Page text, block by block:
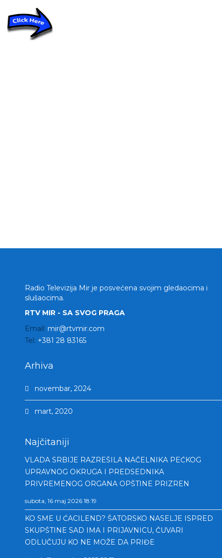
Radio Televizija Mir je posvećena svojim gledaocima i
slušaocima.
RTV MIR - SA SVOG PRAGA
Email: mir@rtvmir.com
Tel: +381 28 83165
Arhiva
novembar, 2024
mart, 2020
Najčitaniji
VLADA SRBIJE RAZREŠILA NAČELNIKA PEĆKOG
UPRAVNOG OKRUGA I PREDSEDNIKA
PRIVREMENOG ORGANA OPŠTINE PRIZREN
subota, 16 maj 2026 18:19
KO SME U ĆACILEND? ŠATORSKO NASELJE ISPRED
SKUPŠTINE SAD IMA I PRIJAVNICU, ČUVARI
ODLUČUJU KO NE MOŽE DA PRIĐE